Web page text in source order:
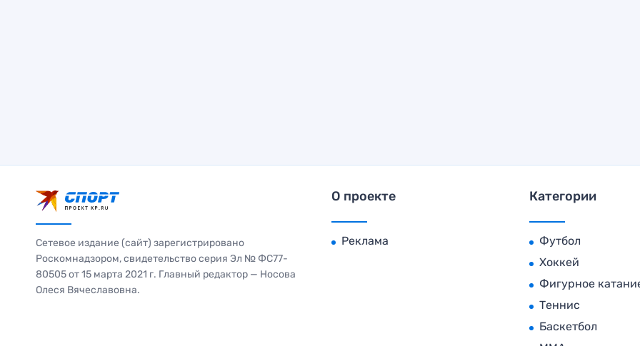
Сетевое издание (сайт) зарегистрировано
Роскомнадзором, свидетельство серия Эл № ФС77-
80505 от 15 марта 2021 г. Главный редактор — Носова
Олеся Вячеславовна.
О проекте
Реклама
Категории
Футбол
Хоккей
Фигурное
Теннис
Баскетбол